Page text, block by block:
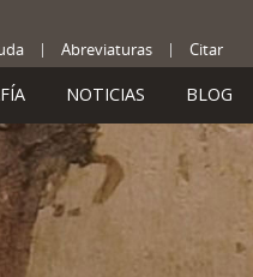
Abreviaturas Citar
NOTICIAS BLOG